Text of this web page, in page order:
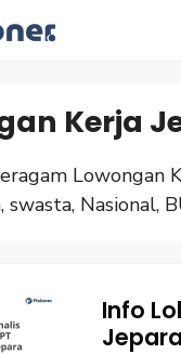
Kerja
Lowongan
swasta, Nasional,
Info